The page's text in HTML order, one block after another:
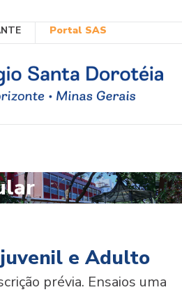
Portal SAS
e Adulto
prévia. Ensaios uma